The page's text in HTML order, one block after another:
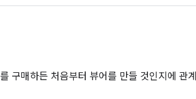
구매하든 처음부터 뷰어를 만들 것인지에 관